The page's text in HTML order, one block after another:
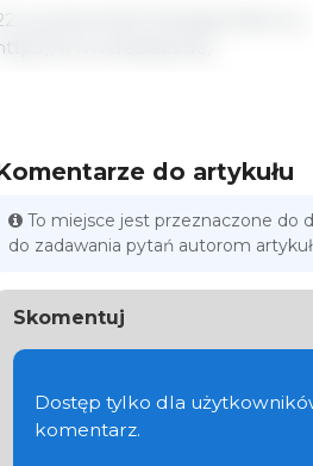
grudnia 2021/ Destatis/ Niemcy
www.destatis.de/
do artykułu
To miejsce jest przeznaczone do
do zadawania pytań autorom
Skomentuj
Dostęp tylko dla
komentarz.